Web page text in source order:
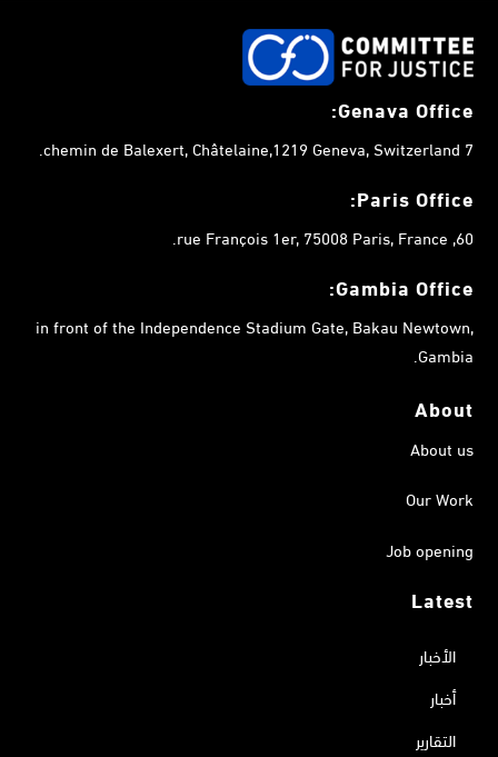
Genava Office:
7 chemin de Balexert, Châtelaine,1219 Geneva, Switzerland.
Paris Office:
60, rue François 1er, 75008 Paris, France.
Gambia Office:
in front of the Independence Stadium Gate, Bakau Newtown,
Gambia.
About
About us
Our Work
Job opening
Latest
الأخبار
أخبار
التقارير